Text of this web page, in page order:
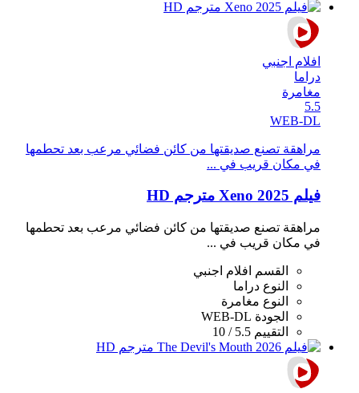
افلام اجنبي
دراما
مغامرة
5.5
WEB-DL
مراهقة تصنع صديقتها من كائن فضائي مرعب بعد تحطمها
في مكان قريب في ...
فيلم Xeno 2025 مترجم HD
مراهقة تصنع صديقتها من كائن فضائي مرعب بعد تحطمها
في مكان قريب في ...
القسم
افلام اجنبي
النوع دراما
النوع مغامرة
الجودة WEB-DL
التقييم 5.5 / 10